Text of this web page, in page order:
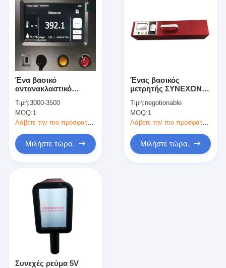
Προϊόντα
Εκπομπή VR
Σχετικά με εμάς
Επισκέψεις στο εργοστάσιο
Επικοινωνήστε μαζί μας
Ειδήσεις
Μετρητής οπισθοανακλαστήρων
Πεζοδρόμιο που χαρακτηρίζει Retroreflectometer
Σημάδι Retroreflectometer
Ένα βασικό
αντανακλαστικό
Retroreflectometer
340mm X 95mm
ανίχνευσης
Τιμή:3000-3500
MOQ:1
Λάβετε την πιο πρόσφατη τιμή
Μιλήστε τώρα.
Ένας βασικός
μετρητής ΣΥΝΕΧΩΝ
οπισθοανακλαστήρων
βαθμολόγησης για τα
οδικά σημάδια
Τιμή:negotionable
MOQ:1
Λάβετε την πιο πρόσφατη τιμή
Μιλήστε τώρα.
Συνεχές ρεύμα 5V